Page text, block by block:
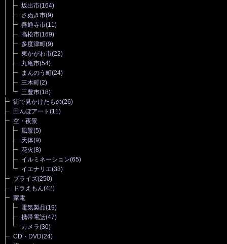
坂出市(164)
さぬき市(9)
善通寺市(11)
高松市(169)
多度津町(9)
東かがわ市(22)
丸亀市(54)
まんのう町(24)
三木町(2)
三豊市(18)
街で見かけたもの(26)
田んぼアート (11)
空・夜景
風景(5)
天体(9)
花火(8)
イルミネーション(65)
イエナリエ(33)
プライズ(250)
ドラえもん(42)
家電
電気製品(19)
携帯電話(47)
カメラ(30)
CD・DVD(24)